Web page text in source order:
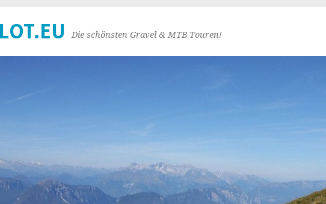
Die schönsten Gravel & MTB Touren!